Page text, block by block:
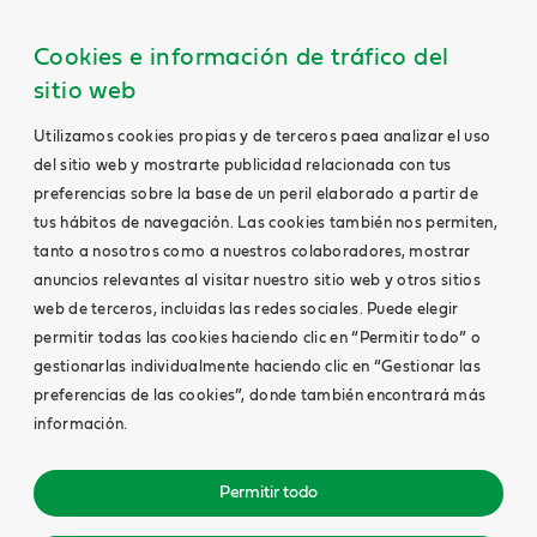
Cookies e información de tráfico del
sitio web
Utilizamos cookies propias y de terceros paea analizar el uso
del sitio web y mostrarte publicidad relacionada con tus
preferencias sobre la base de un peril elaborado a partir de
tus hábitos de navegación. Las cookies también nos permiten,
tanto a nosotros como a nuestros colaboradores, mostrar
anuncios relevantes al visitar nuestro sitio web y otros sitios
web de terceros, incluidas las redes sociales. Puede elegir
permitir todas las cookies haciendo clic en “Permitir todo” o
gestionarlas individualmente haciendo clic en “Gestionar las
preferencias de las cookies”, donde también encontrará más
información.
Permitir todo